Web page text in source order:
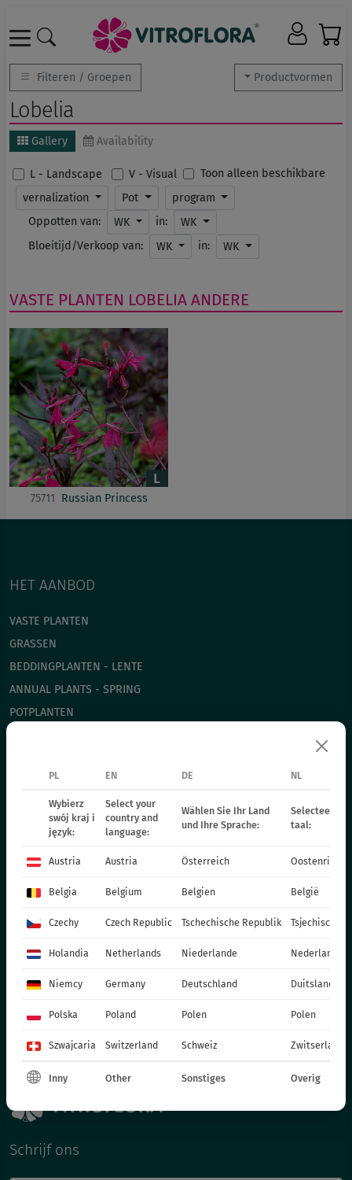
Productvormen
Filteren / Groepen
Lobelia
Gallery Availability
L - Landscape V - Visual
Toon alleen beschikbare
vernalization
Pot
program
Oppotten van:
WK in:
WK
Bloeitijd/Verkoop van:
WK in: WK
VASTE PLANTEN LOBELIA ANDERE
75711 Russian Princess
HET AANBOD
VASTE PLANTEN
GRASSEN
BEDDINGPLANTEN - LENTE
ANNUAL PLANTS - SPRING
POTPLANTEN
TWEEJARIGE PLANTEN
MESTSTOFFEN
CATALOGUES
CONTACT
VITROFLORA Grupa Producentów Spółka z o.o.
Trzęsacz 25 86-022 Dobrcz
e-mail: info@vitroflora.com.pl
Schrijf ons
PL EN DE NL
Wybierz
swój kraj i
język:
Select your
country and
language:
Wählen Sie Ihr Land
und Ihre Sprache:
Selecteer uw
taal:
Austria Austria Österreich Oostenrijk
Belgia Belgium Belgien België
Czechy Czech Republic Tschechische Republik Tsjechische
Holandia Netherlands Niederlande Nederland
Niemcy Germany Deutschland Duitsland
Polska Poland Polen Polen
Szwajcaria Switzerland Schweiz Zwitserland
Inny Other Sonstiges Overig